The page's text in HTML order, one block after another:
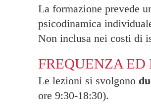
La formazione prevede
psicodinamica
Non inclusa nei costi di
FREQUENZA ED
Le lezioni si svolgono
ore 9:30-18:30).